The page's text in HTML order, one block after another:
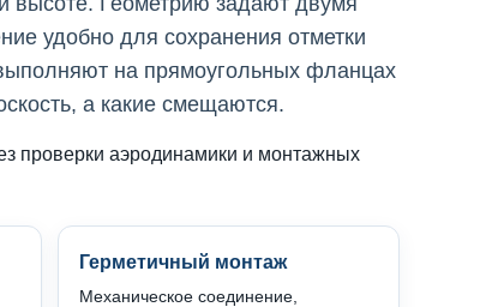
удобно для сохранения отметки
на прямоугольных фланцах
а какие смещаются.
проверки аэродинамики и монтажных
Герметичный монтаж
Механическое соединение,